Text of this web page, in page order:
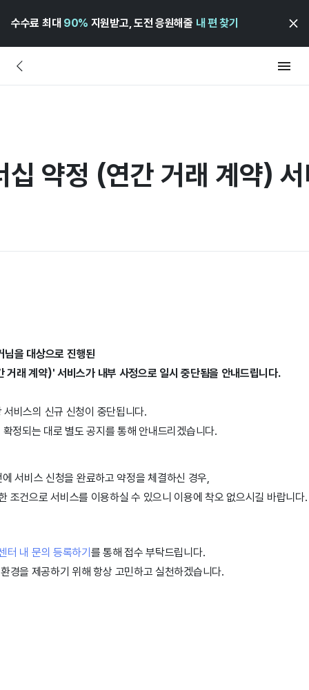
수수료 최대 90% 지원받고, 도전 응원해줄 내 편 찾기
약정 (연간 거래 계약)
님을 대상으로 진행된
거래 계약)' 서비스가 내부 사정으로 일시 중단됨을 안내드립니다.
비스의 신규 신청이 중단됩니다.
정되는 대로 별도 공지를 통해 안내드리겠습니다.
서비스 신청을 완료하고 약정을 체결하신 경우,
조건으로 서비스를 이용하실 수 있으니 이용에 착오 없으시길 바랍니다.
터 내 문의 등록하기 를 통해 접수 부탁드립니다.
경을 제공하기 위해 항상 고민하고 실천하겠습니다.